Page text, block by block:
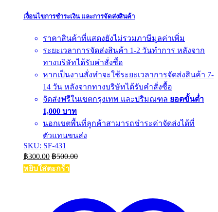
เงื่อนไขการชำระเงิน และการจัดส่งสินค้า
ราคาสินค้าที่แสดงยังไม่รวมภาษีมูลค่าเพิ่ม
ระยะเวลาการจัดส่งสินค้า 1-2 วันทำการ หลังจาก
ทางบริษัทได้รับคำสั่งซื้อ
หากเป็นงานสั่งทำจะใช้ระยะเวลาการจัดส่งสินค้า 7-
14 วัน หลังจากทางบริษัทได้รับคำสั่งซื้อ
จัดส่งฟรีในเขตกรุงเทพ และปริมณฑล ยอดขั้นต่ำ
1,000 บาท
นอกเขตพื้นที่ลูกค้าสามารถชำระค่าจัดส่งได้ที่
ตัวแทนขนส่ง
SKU: SF-431
฿300.00 ฿500.00
หยิบใส่ตะกร้า